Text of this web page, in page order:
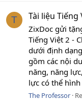
T Tài liệu Tiếng
ZixDoc gửi
Tiếng Việt 2 -
dưới định
gồm các nội
năng, năng
lực có thể
The Professor